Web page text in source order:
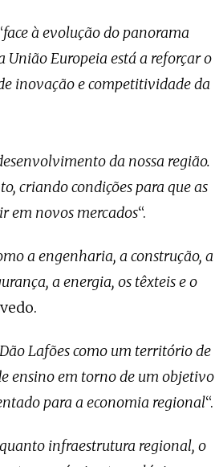
face à evolução do panorama
Europeia está a reforçar o
inovação e competitividade da
da nossa região.
criando condições para que as
em novos mercados“.
a engenharia, a construção, a
a energia, os têxteis e o
Lafões como um território de
ensino em torno de um objetivo
para a economia regional“.
infraestrutura regional, o